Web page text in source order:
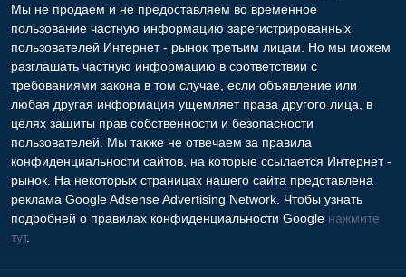
Мы не продаем и не предоставляем во временное
пользование частную информацию зарегистрированных
пользователей Интернет - рынок третьим лицам. Но мы можем
разглашать частную информацию в соответствии с
требованиями закона в том случае, если объявление или
любая другая информация ущемляет права другого лица, в
целях защиты прав собственности и безопасности
пользователей. Мы также не отвечаем за правила
конфиденциальности сайтов, на которые ссылается Интернет -
рынок. На некоторых страницах нашего сайта представлена
реклама Google Adsense Advertising Network. Чтобы узнать
подробней о правилах конфиденциальности Google нажмите
тут.